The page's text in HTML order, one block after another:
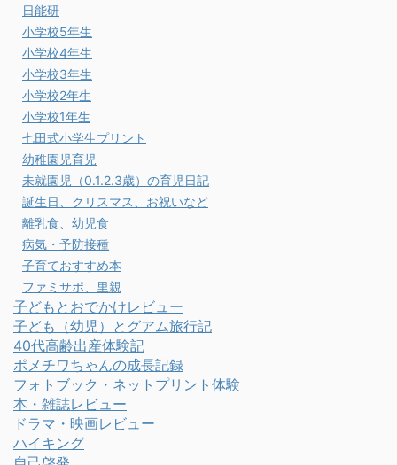
日能研
小学校5年生
小学校4年生
小学校3年生
小学校2年生
小学校1年生
七田式小学生プリント
幼稚園児育児
未就園児（0.1.2.3歳）の育児日記
誕生日、クリスマス、お祝いなど
離乳食、幼児食
病気・予防接種
子育ておすすめ本
ファミサポ、里親
子どもとおでかけレビュー
子ども（幼児）とグアム旅行記
40代高齢出産体験記
ポメチワちゃんの成長記録
フォトブック・ネットプリント体験
本・雑誌レビュー
ドラマ・映画レビュー
ハイキング